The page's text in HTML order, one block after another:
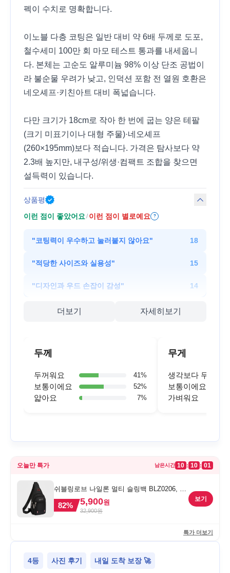
펙이 수치로 명확합니다.
이노블 다층 코팅은 일반 대비 약 6배 두께로 도포,
철수세미 100만 회 마모 테스트 통과를 내세웁니
다. 본체는 고순도 알루미늄 98% 이상 단조 공법이
라 불순물 우려가 낮고, 인덕션 포함 전 열원 호환은
네오셰프·키친아트 대비 폭넓습니다.
다만 크기가 18cm로 작아 한 번에 굽는 양은 테팔
(크기 미표기이나 대형 주물)·네오셰프
(260×195mm)보다 적습니다. 가격은 탐사보다 약
2.3배 높지만, 내구성/위생·컴팩트 조합을 찾으면
설득력이 있습니다.
상품평
이런 점이 좋았어요 / 이런 점이 별로예요 ?
"코팅력이 우수하고 눌러붙지 않아요" 18
"적당한 사이즈와 실용성" 15
"디자인과 우드 손잡이 감성" 14
더보기 자세히보기
두께
두꺼워요 41%
보통이에요 52%
얇아요 7%
무게
생각보다 무거워
보통이에요
가벼워요
오늘만 특가 남은시간 10 : 10 : 01
쉬블링로브 나일론 멀티 슬링백 BLZ0206, 블
랙, FREE
82% 5,900원
32,900원
보기
특가 더보기
4등 사진 후기 내일 도착 보장 🚀